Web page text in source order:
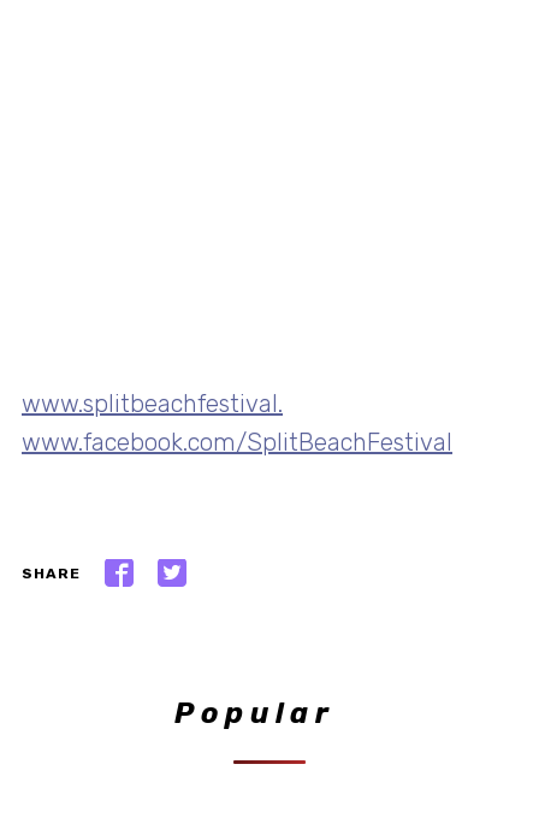
www.splitbeachfestival.
www.facebook.com/SplitBeachFestival
SHARE
Popular